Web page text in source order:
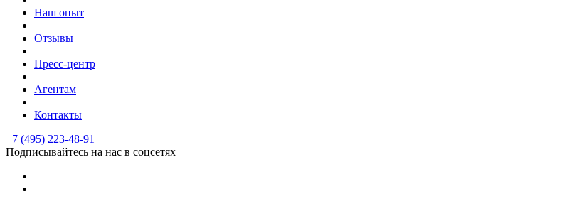
Наш опыт
Отзывы
Пресс-центр
Агентам
Контакты
+7 (495) 223-48-91
Подписывайтесь на нас в соцсетях